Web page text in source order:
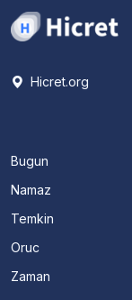
Hicret.org
Bugun
Namaz
Temkin
Oruc
Zaman